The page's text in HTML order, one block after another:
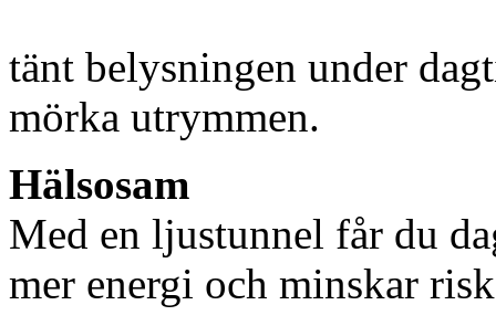
tänt belysningen under
mörka utrymmen.
Hälsosam
Med en ljustunnel får du
mer energi och minskar